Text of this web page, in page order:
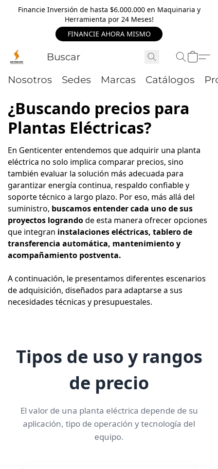
Financie Inversión de hasta $6.000.000 en Maquinaria y
Herramienta por 24 Meses!
FINANCIE AHORA MISMO
Nosotros Sedes Marcas Catálogos
¿Buscando precios para
Plantas Eléctricas?
En Genticenter entendemos que adquirir una planta
eléctrica no solo implica comparar precios, sino
también evaluar la solución más adecuada para
garantizar energía continua, respaldo confiable y
soporte técnico a largo plazo. Por eso, más allá del
suministro, buscamos entender cada uno de sus
proyectos logrando de esta manera ofrecer opciones
que integran instalaciones eléctricas, tablero de
transferencia automática, mantenimiento y
acompañamiento postventa.
A continuación, le presentamos diferentes escenarios
de adquisición, diseñados para adaptarse a sus
necesidades técnicas y presupuestales.
Tipos de uso y rangos
de precio
El valor de una planta eléctrica depende de su
aplicación, tipo de operación y tecnología del
equipo.